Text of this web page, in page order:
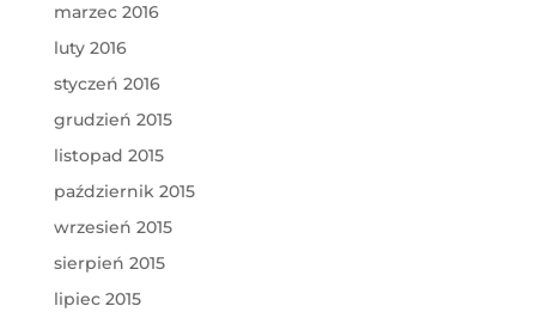
marzec 2016
luty 2016
styczeń 2016
grudzień 2015
listopad 2015
październik 2015
wrzesień 2015
sierpień 2015
lipiec 2015